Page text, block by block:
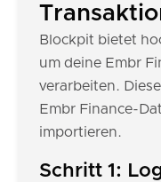
Blockpit bietet
um deine Embr
verarbeiten.
Embr Finance-
importieren.
Schritt 1: